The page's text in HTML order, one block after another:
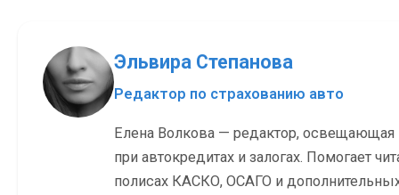
Эльвира Степанова
Редактор по страхованию авто
Елена Волкова — редактор, освещающая
при автокредитах и залогах. Помогает
полисах КАСКО, ОСАГО и